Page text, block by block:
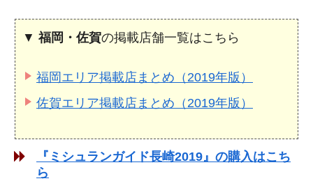
▼ 福岡・佐賀の掲載店舗一覧はこちら
福岡エリア掲載店まとめ（2019年版）
佐賀エリア掲載店まとめ（2019年版）
『ミシュランガイド長崎2019』の購入はこち
ら